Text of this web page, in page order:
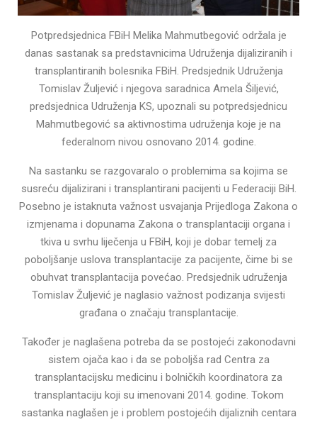
Potpredsjednica FBiH Melika Mahmutbegović održala je
danas sastanak sa predstavnicima Udruženja dijaliziranih i
transplantiranih bolesnika FBiH. Predsjednik Udruženja
Tomislav Žuljević i njegova saradnica Amela Šiljević,
predsjednica Udruženja KS, upoznali su potpredsjednicu
Mahmutbegović sa aktivnostima udruženja koje je na
federalnom nivou osnovano 2014. godine.
Na sastanku se razgovaralo o problemima sa kojima se
susreću dijalizirani i transplantirani pacijenti u Federaciji BiH.
Posebno je istaknuta važnost usvajanja Prijedloga Zakona o
izmjenama i dopunama Zakona o transplantaciji organa i
tkiva u svrhu liječenja u FBiH, koji je dobar temelj za
poboljšanje uslova transplantacije za pacijente, čime bi se
obuhvat transplantacija povećao. Predsjednik udruženja
Tomislav Žuljević je naglasio važnost podizanja svijesti
građana o značaju transplantacije.
Također je naglašena potreba da se postojeći zakonodavni
sistem ojača kao i da se poboljša rad Centra za
transplantacijsku medicinu i bolničkih koordinatora za
transplantaciju koji su imenovani 2014. godine. Tokom
sastanka naglašen je i problem postojećih dijaliznih centara